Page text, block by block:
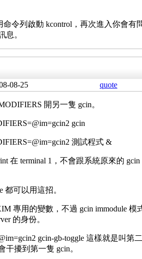
命令列啟動 kcontrol，再次進入你會有
息。
08-25 quote
開另一隻 gcin。
gcin
測試程式 &
在 terminal 1，不會跟系統原來的
都可以用這招。
專用的變數，不過 gcin immodule 模
的身份。
gcin-gb-toggle 這樣就是叫第
擾到第一隻 gcin。